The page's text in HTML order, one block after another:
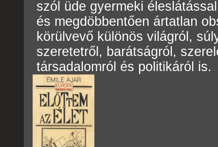
szól üde gyermeki
és megdöbbentően ártatlan
körülvevő különös világról,
szeretetről, barátságról,
társadalomról és politikáról is.